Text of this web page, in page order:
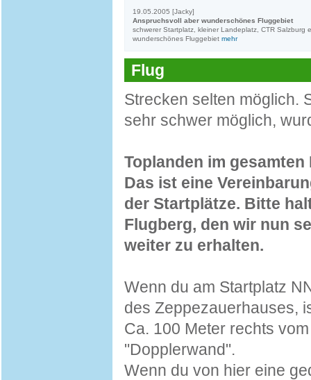
19.05.2005 [Jacky]
Anspruchsvoll aber wunderschönes Fluggebiet
schwerer Startplatz, kleiner Landeplatz, CTR Salzburg
wunderschönes Fluggebiet mehr
Flug
Strecken selten möglich.
sehr schwer möglich,
Toplanden im
Das ist eine
der Startplätze. Bitte
Flugberg, den wir nun
weiter zu erhalten.
Wenn du am Startplatz
des Zeppezauerhauses,
Ca. 100 Meter rechts
"Dopplerwand".
Wenn du von hier eine